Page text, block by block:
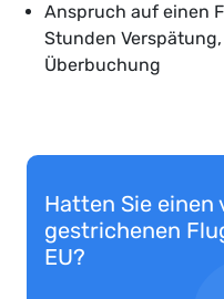
Anspruch auf einen
Stunden
Überbuchung
Hatten Sie
gestrichenen
EU?